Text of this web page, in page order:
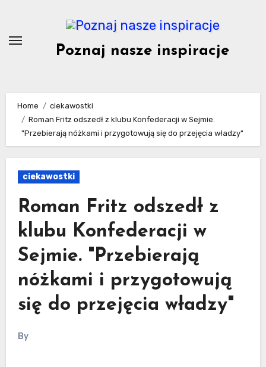
content
Poznaj nasze inspiracje
Home
ciekawostki
Roman Fritz odszedł z klubu Konfederacji w Sejmie.
"Przebierają nóżkami i przygotowują się do przejęcia władzy"
ciekawostki
Roman Fritz odszedł z
klubu Konfederacji w
Sejmie. "Przebierają
nóżkami i przygotowują
się do przejęcia władzy"
By